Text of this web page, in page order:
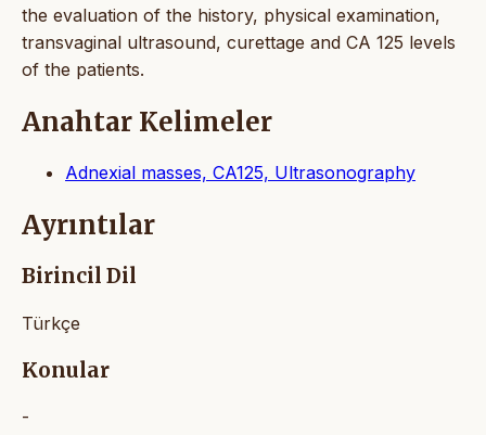
the evaluation of the history, physical examination,
transvaginal ultrasound, curettage and CA 125 levels
of the patients.
Anahtar Kelimeler
Adnexial masses, CA125, Ultrasonography
Ayrıntılar
Birincil Dil
Türkçe
Konular
-